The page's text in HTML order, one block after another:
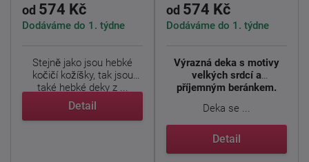
od 574 Kč
Dodáváme do 1. týdne
Stejně jako jsou hebké
kočičí kožíšky, tak jsou
také hebké deky z ...
Detail
od 574 Kč
Dodáváme do 1. týdne
Výrazná deka s motivy
velkých srdcí a
příjemným beránkem.
Deka se ...
Detail